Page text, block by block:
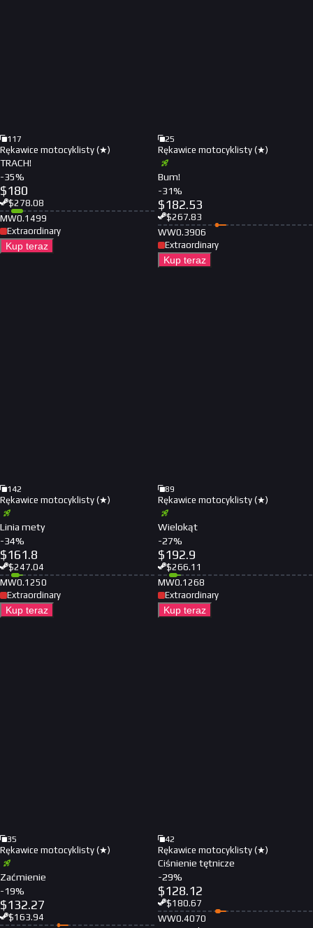
117
Rękawice motocyklisty (★)
TRACH!
-35%
$180
$278.08
MW0.1499
Extraordinary
Kup teraz
25
Rękawice motocyklisty (★)
Bum!
-31%
$182.53
$267.83
WW0.3906
Extraordinary
Kup teraz
142
Rękawice motocyklisty (★)
Linia mety
-34%
$161.8
$247.04
MW0.1250
Extraordinary
Kup teraz
89
Rękawice motocyklisty (★)
Wielokąt
-27%
$192.9
$266.11
MW0.1268
Extraordinary
Kup teraz
35
Rękawice motocyklisty (★)
Zaćmienie
-19%
$132.27
$163.94
42
Rękawice motocyklisty (★)
Ciśnienie tętnicze
-29%
$128.12
$180.67
WW0.4070